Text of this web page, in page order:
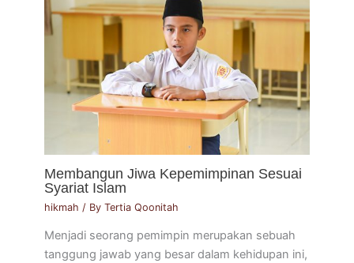
Membangun Jiwa Kepemimpinan Sesuai
Syariat Islam
hikmah / ByTertia Qoonitah
Menjadi seorang pemimpin merupakan sebuah
tanggung jawab yang besar dalam kehidupan ini,